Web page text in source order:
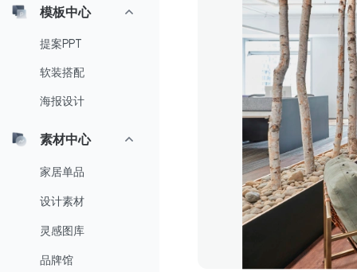
模板中心
提案PPT
软装搭配
海报设计
素材中心
家居单品
设计素材
灵感图库
品牌馆